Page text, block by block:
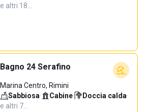
e altri 18…
Bagno 24 Serafino
Marina Centro, Rimini
Sabbiosa· Cabine· Doccia calda·
e altri 7…